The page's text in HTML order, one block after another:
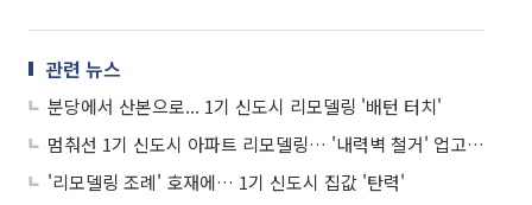
관련 뉴스
분당에서 산본으로... 1기 신도시 리모델링 '배턴 터치'
멈춰선 1기 신도시 아파트 리모델링… '내력벽 철거' 업고 급물살 탈까
'리모델링 조례' 호재에… 1기 신도시 집값 '탄력'